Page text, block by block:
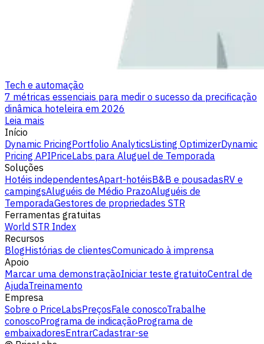
Tech e automação
7 métricas essenciais para medir o sucesso da precificação
dinâmica hoteleira em 2026
Leia mais
Início
Dynamic PricingPortfolio AnalyticsListing OptimizerDynamic
Pricing APIPriceLabs para Aluguel de Temporada
Soluções
Hotéis independentesApart-hotéisB&B e pousadasRV e
campingsAluguéis de Médio PrazoAluguéis de
TemporadaGestores de propriedades STR
Ferramentas gratuitas
World STR Index
Recursos
BlogHistórias de clientesComunicado à imprensa
Apoio
Marcar uma demonstraçãoIniciar teste gratuitoCentral de
AjudaTreinamento
Empresa
Sobre o PriceLabsPreçosFale conoscoTrabalhe
conoscoPrograma de indicaçãoPrograma de
embaixadoresEntrarCadastrar-se